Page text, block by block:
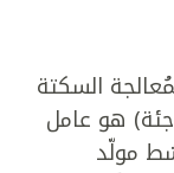
السكتة
هو عامل
مولّد